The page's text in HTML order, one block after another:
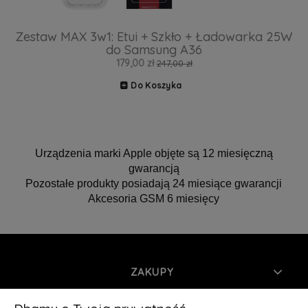
Zestaw MAX 3w1: Etui + Szkło + Ładowarka 25W
do Samsung A36
179,00 zł 247,00 zł
Do Koszyka
Urządzenia marki Apple objęte są 12 miesięczną
gwarancją
Pozostałe produkty posiadają 24 miesiące gwarancji
Akcesoria GSM 6 miesięcy
ZAKUPY